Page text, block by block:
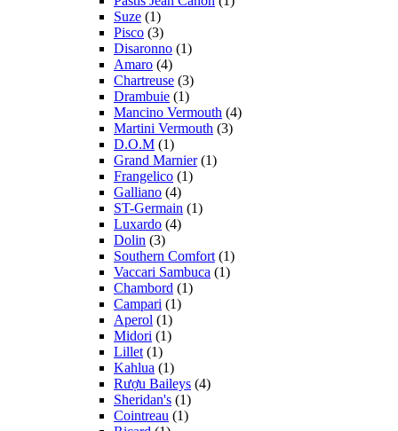
Suze (1)
Pisco (3)
Disaronno (1)
Amaro (4)
Chartreuse (3)
Drambuie (1)
Mancino Vermouth (4)
Martini Vermouth (3)
D.O.M (1)
Grand Marnier (1)
Frangelico (1)
Galliano (4)
ST-Germain (1)
Luxardo (4)
Dolin (3)
Southern Comfort (1)
Vaccari Sambuca (1)
Chambord (1)
Campari (1)
Aperol (1)
Midori (1)
Lillet (1)
Kahlua (1)
Rượu Baileys (4)
Sheridan's (1)
Cointreau (1)